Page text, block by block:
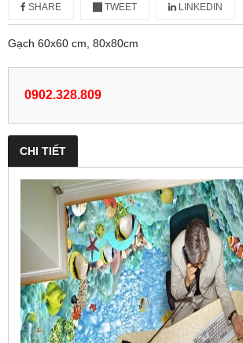
SHARE TWEET LINKEDIN
Gạch 60x60 cm, 80x80cm
0902.328.809
CHI TIẾT